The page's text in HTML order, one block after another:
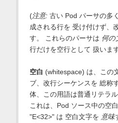
(注意:古い Pod パーサの多
成される行を 受け付けず、
す。 これらのパーサは 何の
行だけを空行として 扱いま
空白 (whitespace) は、この
ブ、改行シーケンスを 総称
体、この用語は普通リテラ
これは、Pod ソース中の空
"E<32>" は 空白文字を 意味